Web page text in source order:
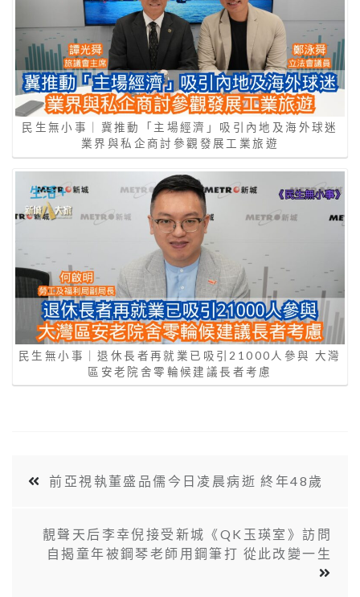
民生無小事｜冀推動「主場經濟」吸引內地及海外球迷
業界與私企商討參觀發展工業旅遊
民生無小事｜退休長者再就業已吸引21000人參與 大灣
區安老院舍零輪候建議長者考慮
前亞視執董盛品儒今日凌晨病逝 終年48歲
靚聲天后李幸倪接受新城《QK玉瑛室》訪問
自揭童年被鋼琴老師用鋼筆打 從此改變一生